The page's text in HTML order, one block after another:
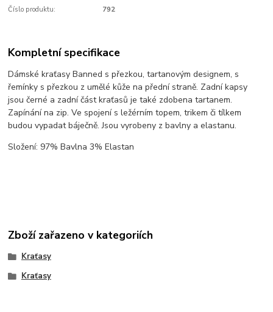
Číslo produktu: 792
Kompletní specifikace
Dámské kraťasy Banned s přezkou, tartanovým designem, s
řemínky s přezkou z umělé kůže na přední straně. Zadní kapsy
jsou černé a zadní část kraťasů je také zdobena tartanem.
Zapínání na zip. Ve spojení s ležérním topem, trikem či tílkem
budou vypadat báječně. Jsou vyrobeny z bavlny a elastanu.
Složení: 97% Bavlna 3% Elastan
Zboží zařazeno v kategoriích
Kraťasy
Kraťasy